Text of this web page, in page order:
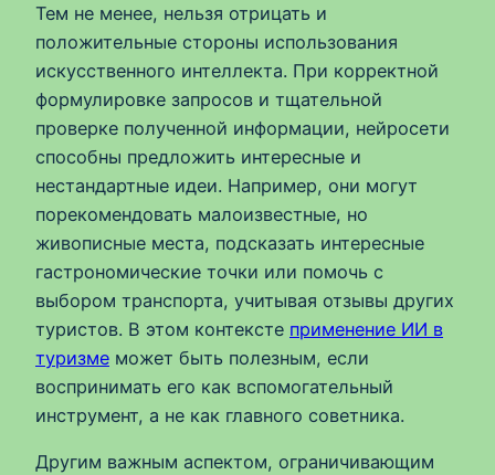
Тем не менее, нельзя отрицать и
положительные стороны использования
искусственного интеллекта. При корректной
формулировке запросов и тщательной
проверке полученной информации, нейросети
способны предложить интересные и
нестандартные идеи. Например, они могут
порекомендовать малоизвестные, но
живописные места, подсказать интересные
гастрономические точки или помочь с
выбором транспорта, учитывая отзывы других
туристов. В этом контексте применение ИИ в
туризме может быть полезным, если
воспринимать его как вспомогательный
инструмент, а не как главного советника.
Другим важным аспектом, ограничивающим